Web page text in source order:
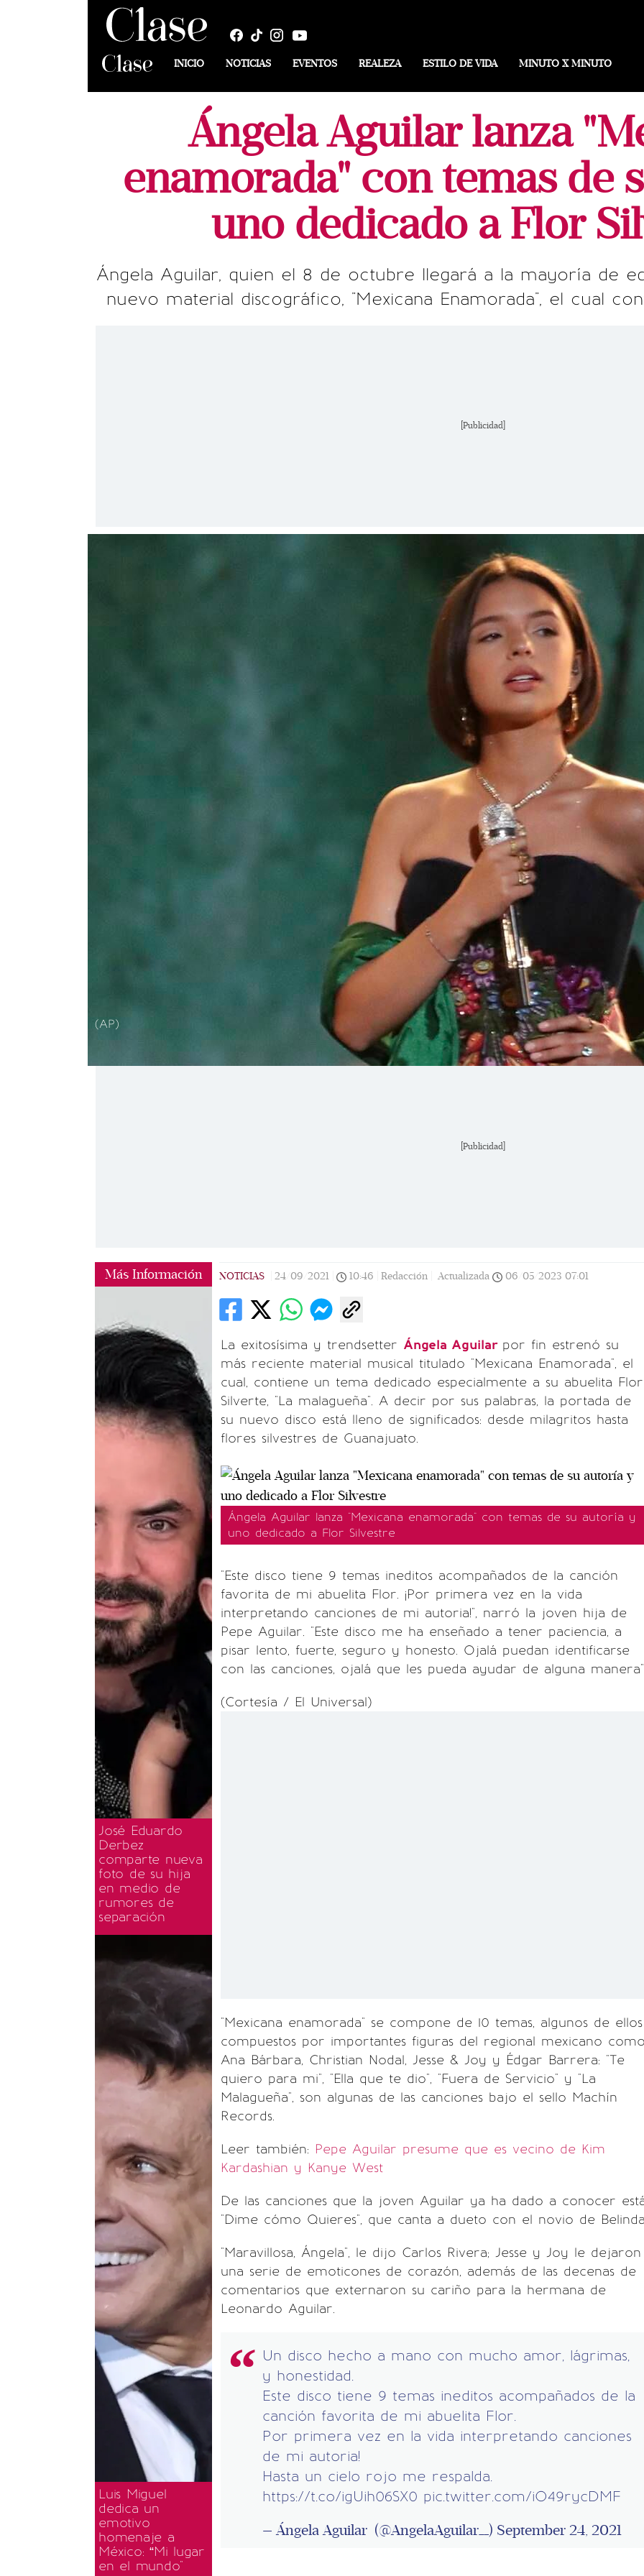
INICIO NOTICIAS EVENTOS REALEZA ESTILO DE VIDA MINUTO X MINUTO
Ángela Aguilar lanza
enamorada" con temas de
uno dedicado a Flor
Ángela Aguilar, quien el 8 de octubre llegará a la mayoría de
nuevo material discográfico, "Mexicana Enamorada", el cual
[Publicidad]
(AP)
[Publicidad]
Más Información
José Eduardo
Derbez
comparte nueva
foto de su hija
en medio de
rumores de
separación
Luis Miguel
dedica un
emotivo
homenaje a
México: “Mi lugar
en el mundo"
NOTICIAS 24/09/2021 10:46 Redacción | Actualizada 06/05/2023 07:01
La exitosísima y trendsetter Ángela Aguilar por fin estrenó su
más reciente material musical titulado "Mexicana Enamorada", el
cual, contiene un tema dedicado especialmente a su abuelita Flor
Silverte, "La malagueña". A decir por sus palabras, la portada de
su nuevo disco está lleno de significados: desde milagritos hasta
flores silvestres de Guanajuato.
Ángela Aguilar lanza "Mexicana enamorada" con temas de su autoría y
uno dedicado a Flor Silvestre
"Este disco tiene 9 temas ineditos acompañados de la canción
favorita de mi abuelita Flor. ¡Por primera vez en la vida
interpretando canciones de mi autoria!", narró la joven hija de
Pepe Aguilar. "Este disco me ha enseñado a tener paciencia, a
pisar lento, fuerte, seguro y honesto. Ojalá puedan identificarse
con las canciones, ojalá que les pueda ayudar de alguna
(Cortesía / El Universal)
"Mexicana enamorada" se compone de 10 temas, algunos de ellos
compuestos por importantes figuras del regional mexicano como
Ana Bárbara, Christian Nodal, Jesse & Joy y Édgar Barrera: "Te
quiero para mi", "Ella que te dio", "Fuera de Servicio" y "La
Malagueña", son algunas de las canciones bajo el sello Machín
Records.
Leer también: Pepe Aguilar presume que es vecino de Kim
Kardashian y Kanye West
De las canciones que la joven Aguilar ya ha dado a conocer
"Dime cómo Quieres", que canta a dueto con el novio de
"Maravillosa, Ángela", le dijo Carlos Rivera; Jesse y Joy le dejaron
una serie de emoticones de corazón, además de las decenas de
comentarios que externaron su cariño para la hermana de
Leonardo Aguilar.
Un disco hecho a mano con mucho amor, lágrimas,
y honestidad.
Este disco tiene 9 temas ineditos acompañados de la
canción favorita de mi abuelita Flor.
Por primera vez en la vida interpretando canciones
de mi autoria!
Hasta un cielo rojo me respalda.
https://t.co/igUih06SX0 pic.twitter.com/iO49rycDMF
— Ángela Aguilar (@AngelaAguilar__) September 24, 2021